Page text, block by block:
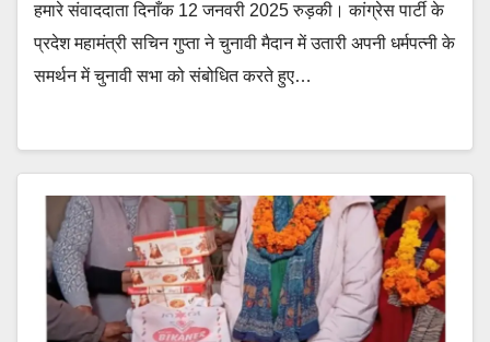
हमारे संवाददाता दिनाँक 12 जनवरी 2025 रुड़की। कांग्रेस पार्टी के
प्रदेश महामंत्री सचिन गुप्ता ने चुनावी मैदान में उतारी अपनी धर्मपत्नी के
समर्थन में चुनावी सभा को संबोधित करते हुए…